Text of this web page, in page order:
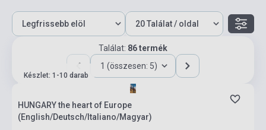
Találat: 86 termék
1 (összesen: 5)
Készlet: 1-10 darab
HUNGARY the heart of Europe
(English/Deutsch/Italiano/Magyar)